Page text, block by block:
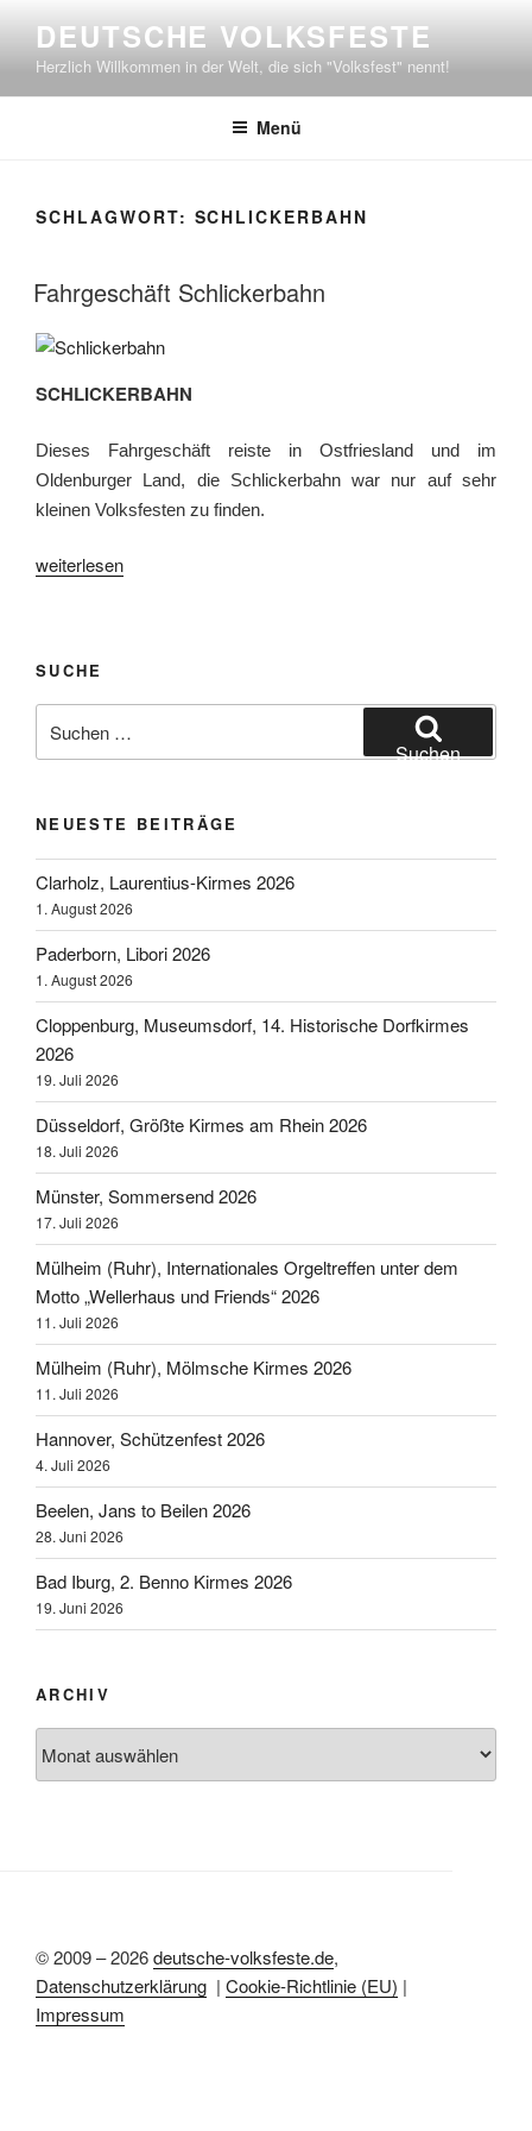
springen
DEUTSCHE VOLKSFESTE
Herzlich Willkommen in der Welt, die sich "Volksfest" nennt!
Menü
SCHLAGWORT: SCHLICKERBAHN
Fahrgeschäft Schlickerbahn
SCHLICKERBAHN
Dieses Fahrgeschäft reiste in Ostfriesland und im
Oldenburger Land, die Schlickerbahn war nur auf sehr
kleinen Volksfesten zu finden.
„Fahrgeschäft
weiterlesen
SUCHE
nach:
Suchen
NEUESTE BEITRÄGE
Clarholz, Laurentius-Kirmes 2026
1. August 2026
Paderborn, Libori 2026
1. August 2026
Cloppenburg, Museumsdorf, 14. Historische Dorfkirmes
2026
19. Juli 2026
Düsseldorf, Größte Kirmes am Rhein 2026
18. Juli 2026
Münster, Sommersend 2026
17. Juli 2026
Mülheim (Ruhr), Internationales Orgeltreffen unter dem
Motto „Wellerhaus und Friends“ 2026
11. Juli 2026
Mülheim (Ruhr), Mölmsche Kirmes 2026
11. Juli 2026
Hannover, Schützenfest 2026
4. Juli 2026
Beelen, Jans to Beilen 2026
28. Juni 2026
Bad Iburg, 2. Benno Kirmes 2026
19. Juni 2026
ARCHIV
© 2009 – 2026deutsche-volksfeste.de,
Datenschutzerklärung | Cookie-Richtlinie (EU) |
Impressum